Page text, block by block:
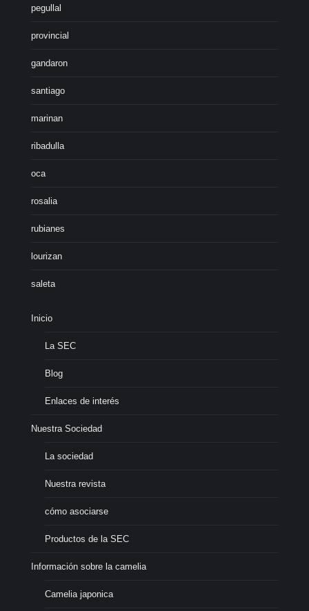
pegullal
provincial
gandaron
santiago
marinan
ribadulla
oca
rosalia
rubianes
lourizan
saleta
Inicio
La SEC
Blog
Enlaces de interés
Nuestra Sociedad
La sociedad
Nuestra revista
cómo asociarse
Productos de la SEC
Información sobre la camelia
Camelia japonica